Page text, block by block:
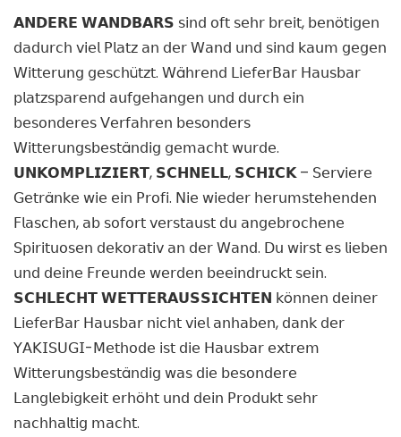
𝗔𝗡𝗗𝗘𝗥𝗘 𝗪𝗔𝗡𝗗𝗕𝗔𝗥𝗦 𝗌𝗂𝗇𝖽 𝗈𝖿𝗍 𝗌𝖾𝗁𝗋 𝖻𝗋𝖾𝗂𝗍, 𝖻𝖾𝗇ö𝗍𝗂𝗀𝖾𝗇
𝖽𝖺𝖽𝗎𝗋𝖼𝗁 𝗏𝗂𝖾𝗅 𝖯𝗅𝖺𝗍𝗓 𝖺𝗇 𝖽𝖾𝗋 𝖶𝖺𝗇𝖽 𝗎𝗇𝖽 𝗌𝗂𝗇𝖽 𝗄𝖺𝗎𝗆 𝗀𝖾𝗀𝖾𝗇
𝖶𝗂𝗍𝗍𝖾𝗋𝗎𝗇𝗀 𝗀𝖾𝗌𝖼𝗁ü𝗍𝗓𝗍. 𝖶ä𝗁𝗋𝖾𝗇𝖽 𝖫𝗂𝖾𝖿𝖾𝗋𝖡𝖺𝗋 𝖧𝖺𝗎𝗌𝖻𝖺𝗋
𝗉𝗅𝖺𝗍𝗓𝗌𝗉𝖺𝗋𝖾𝗇𝖽 𝖺𝗎𝖿𝗀𝖾𝗁𝖺𝗇𝗀𝖾𝗇 𝗎𝗇𝖽 𝖽𝗎𝗋𝖼𝗁 𝖾𝗂𝗇
𝖻𝖾𝗌𝗈𝗇𝖽𝖾𝗋𝖾𝗌 𝖵𝖾𝗋𝖿𝖺𝗁𝗋𝖾𝗇 𝖻𝖾𝗌𝗈𝗇𝖽𝖾𝗋𝗌
𝖶𝗂𝗍𝗍𝖾𝗋𝗎𝗇𝗀𝗌𝖻𝖾𝗌𝗍ä𝗇𝖽𝗂𝗀 𝗀𝖾𝗆𝖺𝖼𝗁𝗍 𝗐𝗎𝗋𝖽𝖾.
𝗨𝗡𝗞𝗢𝗠𝗣𝗟𝗜𝗭𝗜𝗘𝗥𝗧, 𝗦𝗖𝗛𝗡𝗘𝗟𝗟, 𝗦𝗖𝗛𝗜𝗖𝗞 – 𝖲𝖾𝗋𝗏𝗂𝖾𝗋𝖾
𝖦𝖾𝗍𝗋ä𝗇𝗄𝖾 𝗐𝗂𝖾 𝖾𝗂𝗇 𝖯𝗋𝗈𝖿𝗂. 𝖭𝗂𝖾 𝗐𝗂𝖾𝖽𝖾𝗋 𝗁𝖾𝗋𝗎𝗆𝗌𝗍𝖾𝗁𝖾𝗇𝖽𝖾𝗇
𝖥𝗅𝖺𝗌𝖼𝗁𝖾𝗇, 𝖺𝖻 𝗌𝗈𝖿𝗈𝗋𝗍 𝗏𝖾𝗋𝗌𝗍𝖺𝗎𝗌𝗍 𝖽𝗎 𝖺𝗇𝗀𝖾𝖻𝗋𝗈𝖼𝗁𝖾𝗇𝖾
𝖲𝗉𝗂𝗋𝗂𝗍𝗎𝗈𝗌𝖾𝗇 𝖽𝖾𝗄𝗈𝗋𝖺𝗍𝗂𝗏 𝖺𝗇 𝖽𝖾𝗋 𝖶𝖺𝗇𝖽. 𝖣𝗎 𝗐𝗂𝗋𝗌𝗍 𝖾𝗌 𝗅𝗂𝖾𝖻𝖾𝗇
𝗎𝗇𝖽 𝖽𝖾𝗂𝗇𝖾 𝖥𝗋𝖾𝗎𝗇𝖽𝖾 𝗐𝖾𝗋𝖽𝖾𝗇 𝖻𝖾𝖾𝗂𝗇𝖽𝗋𝗎𝖼𝗄𝗍 𝗌𝖾𝗂𝗇.
𝗦𝗖𝗛𝗟𝗘𝗖𝗛𝗧 𝗪𝗘𝗧𝗧𝗘𝗥𝗔𝗨𝗦𝗦𝗜𝗖𝗛𝗧𝗘𝗡 𝗄ö𝗇𝗇𝖾𝗇 𝖽𝖾𝗂𝗇𝖾𝗋
𝖫𝗂𝖾𝖿𝖾𝗋𝖡𝖺𝗋 𝖧𝖺𝗎𝗌𝖻𝖺𝗋 𝗇𝗂𝖼𝗁𝗍 𝗏𝗂𝖾𝗅 𝖺𝗇𝗁𝖺𝖻𝖾𝗇, 𝖽𝖺𝗇𝗄 𝖽𝖾𝗋
𝖸𝖠𝖪𝖨𝖲𝖴𝖦𝖨-𝖬𝖾𝗍𝗁𝗈𝖽𝖾 𝗂𝗌𝗍 𝖽𝗂𝖾 𝖧𝖺𝗎𝗌𝖻𝖺𝗋 𝖾𝗑𝗍𝗋𝖾𝗆
𝖶𝗂𝗍𝗍𝖾𝗋𝗎𝗇𝗀𝗌𝖻𝖾𝗌𝗍ä𝗇𝖽𝗂𝗀 𝗐𝖺𝗌 𝖽𝗂𝖾 𝖻𝖾𝗌𝗈𝗇𝖽𝖾𝗋𝖾
𝖫𝖺𝗇𝗀𝗅𝖾𝖻𝗂𝗀𝗄𝖾𝗂𝗍 𝖾𝗋𝗁ö𝗁𝗍 𝗎𝗇𝖽 𝖽𝖾𝗂𝗇 𝖯𝗋𝗈𝖽𝗎𝗄𝗍 𝗌𝖾𝗁𝗋
𝗇𝖺𝖼𝗁𝗁𝖺𝗅𝗍𝗂𝗀 𝗆𝖺𝖼𝗁𝗍.